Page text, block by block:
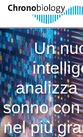
Un
analizza
sonno
nel più